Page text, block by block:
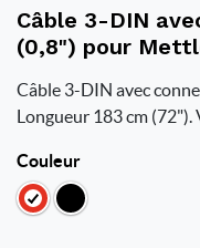
Câble 3-DIN
(0,8") pour
Câble 3-DIN avec
Longueur 183 cm (72").
Couleur